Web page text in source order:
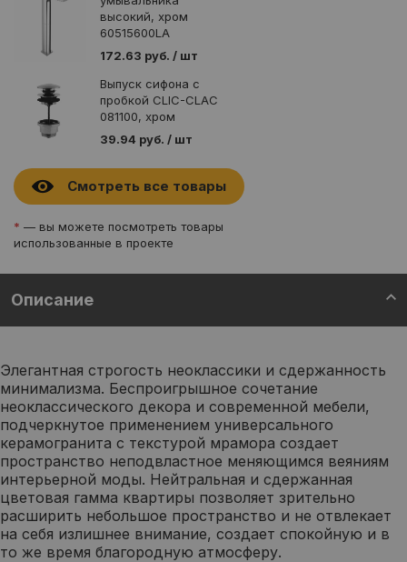
высокий, хром
60515600LA
172.63 руб. / шт
Выпуск сифона с
пробкой CLIC-CLAC
081100, хром
39.94 руб. / шт
Смотреть все товары
* — вы можете посмотреть товары
использованные в проекте
Описание
Элегантная строгость неоклассики и сдержанность
минимализма. Беспроигрышное сочетание
неоклассического декора и современной мебели,
подчеркнутое применением универсального
керамогранита с текстурой мрамора создает
пространство неподвластное меняющимся веяниям
интерьерной моды. Нейтральная и сдержанная
цветовая гамма квартиры позволяет зрительно
расширить небольшое пространство и не отвлекает
на себя излишнее внимание, создает спокойную и в
то же время благородную атмосферу.